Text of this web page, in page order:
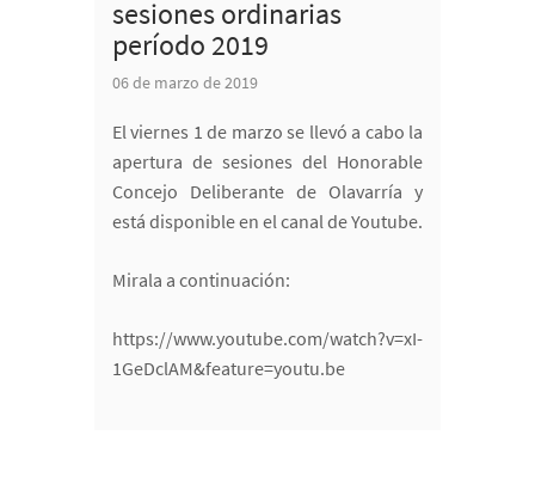
sesiones ordinarias
período 2019
06 de marzo de 2019
El viernes 1 de marzo se llevó a cabo la
apertura de sesiones del Honorable
Concejo Deliberante de Olavarría y
está disponible en el canal de Youtube.
Mirala a continuación:
https://www.youtube.com/watch?v=xI-
1GeDclAM&feature=youtu.be